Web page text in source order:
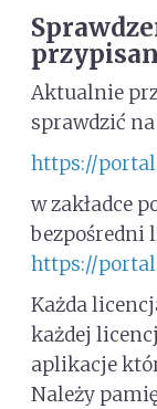
Aktualnie
sprawdzić
https://
w zakładce
bezpośredni
https://
Każda
każdej
aplikacje
Należy